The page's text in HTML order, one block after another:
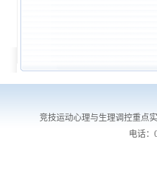
竞技运动心理与生理调控重点
电话：